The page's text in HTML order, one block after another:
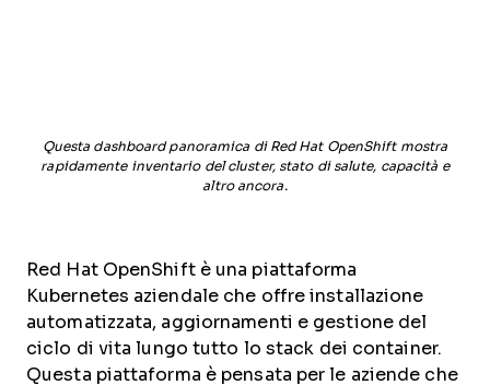
Questa dashboard panoramica di Red Hat OpenShift mostra
rapidamente inventario del cluster, stato di salute, capacità e
altro ancora.
Red Hat OpenShift è una piattaforma
Kubernetes aziendale che offre installazione
automatizzata, aggiornamenti e gestione del
ciclo di vita lungo tutto lo stack dei container.
Questa piattaforma è pensata per le aziende che